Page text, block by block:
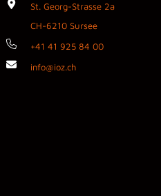
St. Georg-Strasse 2a
CH-6210 Sursee
+41 41 925 84 00
info@ioz.ch